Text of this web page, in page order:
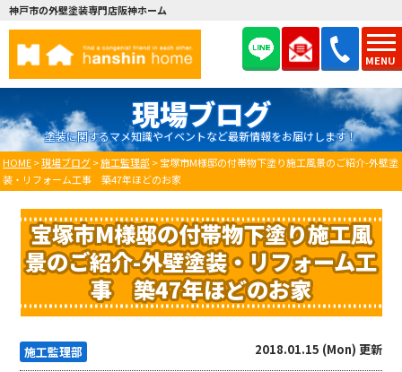
MENU
神戸市の外壁塗装専門店阪神ホーム
現場ブログ
塗装に関するマメ知識やイベントなど最新情報をお届けします！
HOME>現場ブログ>施工監理部 >宝塚市M様邸の付帯物下塗り施工風景のご紹介-外壁塗
装・リフォーム工事 築47年ほどのお家
宝塚市M様邸の付帯物下塗り施工風
景のご紹介-外壁塗装・リフォーム工
事 築47年ほどのお家
施工監理部 2018.01.15 (Mon) 更新